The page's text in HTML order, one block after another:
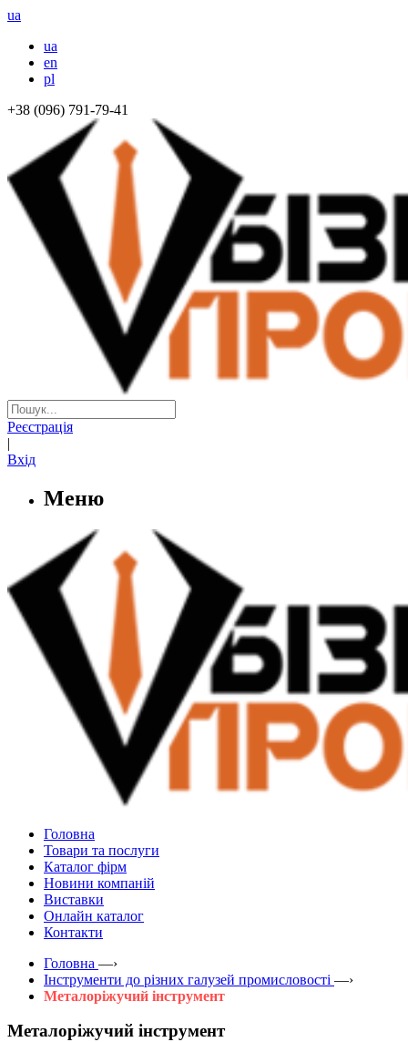
ua
ua
en
pl
+38 (096) 791-79-41
Реєстрація
|
Вхід
Меню
Головна
Товари та послуги
Каталог фірм
Новини компаній
Виставки
Онлайн каталог
Контакти
Головна —›
Інструменти до різних галузей промисловості —›
Металоріжучий інструмент
Металоріжучий інструмент